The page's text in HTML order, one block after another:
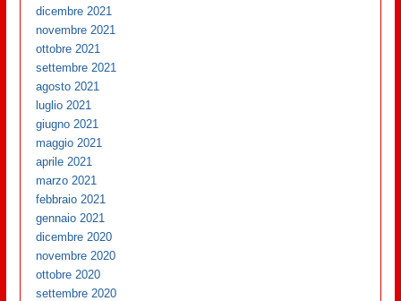
dicembre 2021
novembre 2021
ottobre 2021
settembre 2021
agosto 2021
luglio 2021
giugno 2021
maggio 2021
aprile 2021
marzo 2021
febbraio 2021
gennaio 2021
dicembre 2020
novembre 2020
ottobre 2020
settembre 2020